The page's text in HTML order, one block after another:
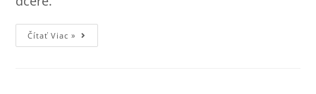
Čítať Viac »